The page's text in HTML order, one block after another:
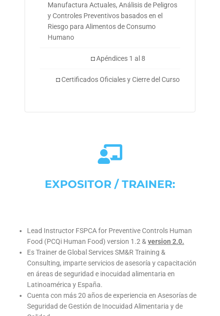
Manufactura Actuales, Análisis de Peligros
y Controles Preventivos basados en el
Riesgo para Alimentos de Consumo
Humano
◘ Apéndices 1 al 8
◘ Certificados Oficiales y Cierre del Curso
EXPOSITOR / TRAINER:
Lead Instructor FSPCA for Preventive Controls Human
Food (PCQi Human Food) version 1.2 & version 2.0.
Es Trainer de Global Services SM&R Training &
Consulting, imparte servicios de asesoría y capacitación
en áreas de seguridad e inocuidad alimentaria en
Latinoamérica y España.
Cuenta con más 20 años de experiencia en Asesorías de
Seguridad de Gestión de Inocuidad Alimentaria y de